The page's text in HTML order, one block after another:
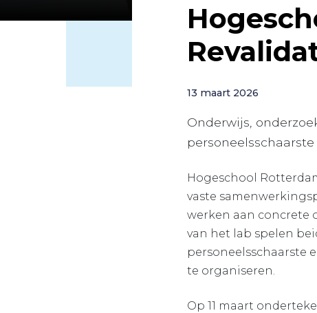
13 maart 2026
Onderwijs,
Hogeschool
vaste
werken aan concrete
van het lab spelen
personeelsschaarste
te organiseren.
Op 11 maart